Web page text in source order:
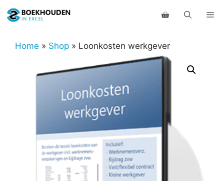
naar
inhoudHome » Shop » Loonkosten werkgever